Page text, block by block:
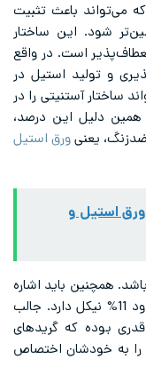
می‌تواند باعث تثبیت
شود. این ساختار
است. در واقع
و تولید استیل در
ساختار آستنیتی را در
حدود 8% است؛ به همین دلیل این درصد،
یعنیورق استیل
استیل و
کروم و 8% نیکل می‌باشد. همچنین باید اشاره
نیز در ترکیبات خود، حدود 11% نیکل دارد. جالب
بوده که گریدهای
ضدزنگ را به خودشان اختصاص